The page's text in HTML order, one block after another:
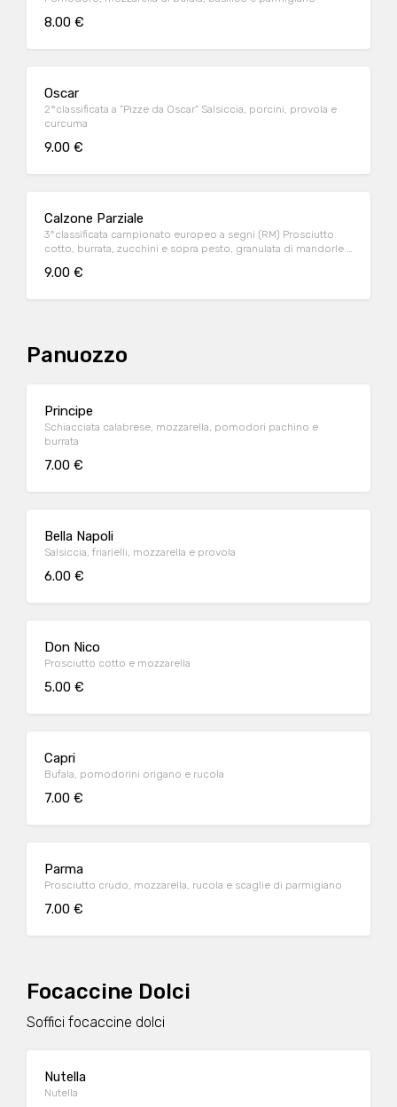
8.00 €
Oscar
2°classificata a "Pizze da Oscar" Salsiccia, porcini, provola e
curcuma
9.00 €
Calzone Parziale
3°classificata campionato europeo a segni (RM) Prosciutto
cotto, burrata, zucchini e sopra pesto, granulata di mandorle e
9.00 €
Panuozzo
Principe
Schiacciata calabrese, mozzarella, pomodori pachino e
burrata
7.00 €
Bella Napoli
Salsiccia, friarielli, mozzarella e provola
6.00 €
Don Nico
Prosciutto cotto e mozzarella
5.00 €
Capri
Bufala, pomodorini origano e rucola
7.00 €
Parma
Prosciutto crudo, mozzarella, rucola e scaglie di parmigiano
7.00 €
Focaccine Dolci
Soffici focaccine dolci
Nutella
Nutella